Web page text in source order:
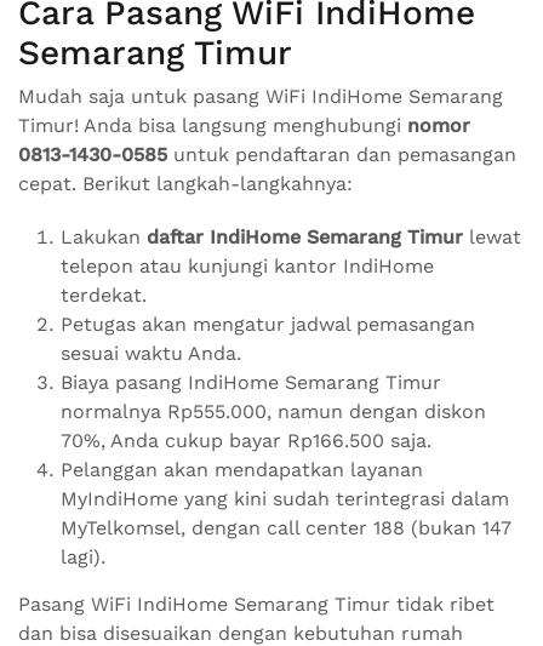
Cara Pasang WiFi IndiHome
Semarang Timur
Mudah saja untuk pasang WiFi IndiHome Semarang
Timur! Anda bisa langsung menghubungi nomor
0813-1430-0585 untuk pendaftaran dan pemasangan
cepat. Berikut langkah-langkahnya:
Lakukan daftar IndiHome Semarang Timur lewat
telepon atau kunjungi kantor IndiHome
terdekat.
Petugas akan mengatur jadwal pemasangan
sesuai waktu Anda.
Biaya pasang IndiHome Semarang Timur
normalnya Rp555.000, namun dengan diskon
70%, Anda cukup bayar Rp166.500 saja.
Pelanggan akan mendapatkan layanan
MyIndiHome yang kini sudah terintegrasi dalam
MyTelkomsel, dengan call center 188 (bukan 147
lagi).
Pasang WiFi IndiHome Semarang Timur tidak ribet
dan bisa disesuaikan dengan kebutuhan rumah